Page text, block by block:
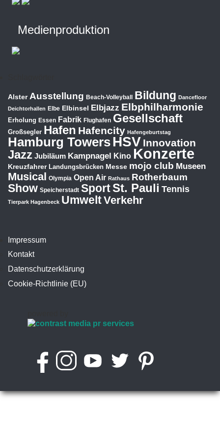
Medienproduktion
Impressum
Kontakt
Datenschutzerklärung
Cookie-Richtlinie (EU)
Alster Ausstellung Beach-Volleyball Bildung Dancefloor
Deichtorhallen Elbe Elbinsel Elbjazz Elbphilharmonie
Erholung Essen Fabrik Flughafen Gesellschaft
Großsegler Hafen Hafencity Hafengeburtstag
Hamburg TowersHSV Innovation
Jazz Jubiläum Kampnagel Kino Konzerte
Kreuzfahrer Landungsbrücken Messe mojo club Museen
Musical Olympia Open Air Rathaus Rotherbaum
Show Speicherstadt SportSt. Pauli Tennis
Tierpark Hagenbeck UmweltVerkehr